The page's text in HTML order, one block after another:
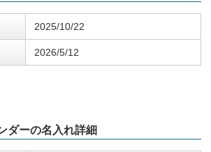
2025/10/22
2026/5/12
ダーの名入れ詳細